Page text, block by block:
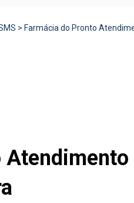
> Farmácia do Pronto